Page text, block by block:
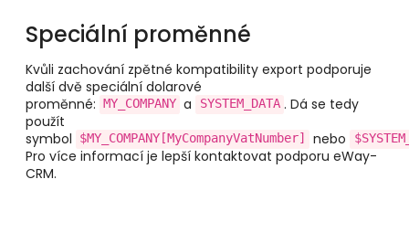
Speciální proměnné
Kvůli zachování zpětné kompatibility export podporuje
další dvě speciální dolarové
proměnné:
MY_COMPANY a SYSTEM_DATA . Dá se tedy
použít
symbol
$MY_COMPANY[MyCompanyVatNumber] nebo
Pro více informací je lepší kontaktovat podporu eWay-
CRM.